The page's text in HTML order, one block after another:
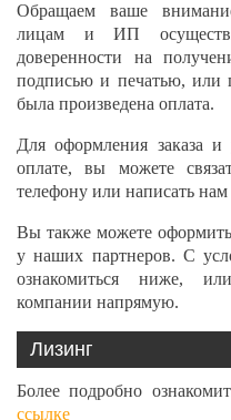
Обращаем ваше
лицам и ИП
доверенности на
подписью и печатью, или
была произведена оплата.
Для оформления заказа
оплате, вы можете
телефону или написать нам
Вы также можете
у наших партнеров. С
ознакомиться ниже,
компании напрямую.
Лизинг
Более подробно
ссылке